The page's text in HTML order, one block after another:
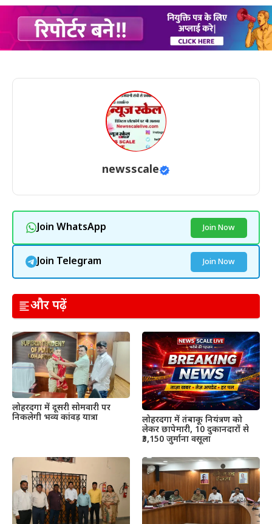
newsscale
Join WhatsApp Join Now
Join Telegram Join Now
और पढ़ें
लोहरदगा में दूसरी सोमवारी पर
निकलेगी भव्य कांवड़ यात्रा
लोहरदगा में तंबाकू नियंत्रण को
लेकर छापेमारी, 10 दुकानदारों से
₹3,150 जुर्माना वसूला